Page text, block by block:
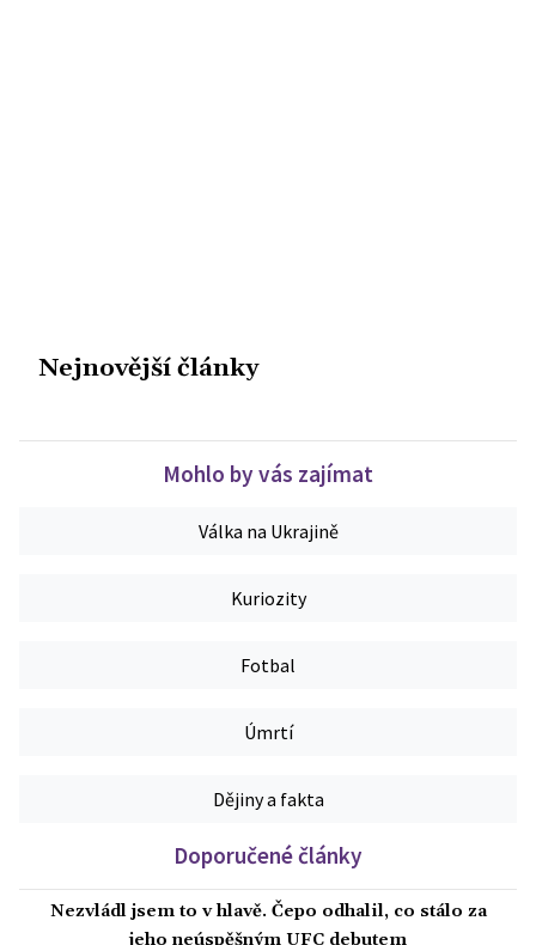
Nejnovější články
Mohlo by vás zajímat
Válka na Ukrajině
Kuriozity
Fotbal
Úmrtí
Dějiny a fakta
Doporučené články
Nezvládl jsem to v hlavě. Čepo odhalil, co stálo za
jeho neúspěšným UFC debutem